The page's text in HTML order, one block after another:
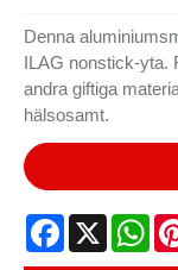
Denna
ILAG nonstick-yta.
andra giftiga
hälsosamt.
Facebook
X